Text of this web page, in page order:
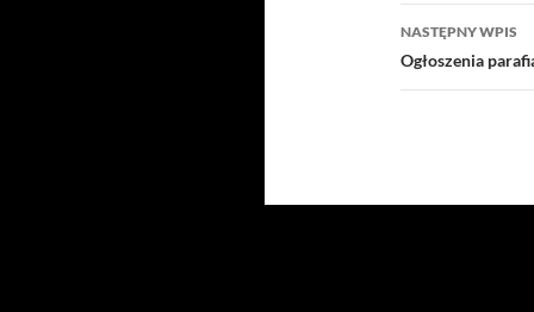
NASTĘPNY WPIS
Ogłoszenia